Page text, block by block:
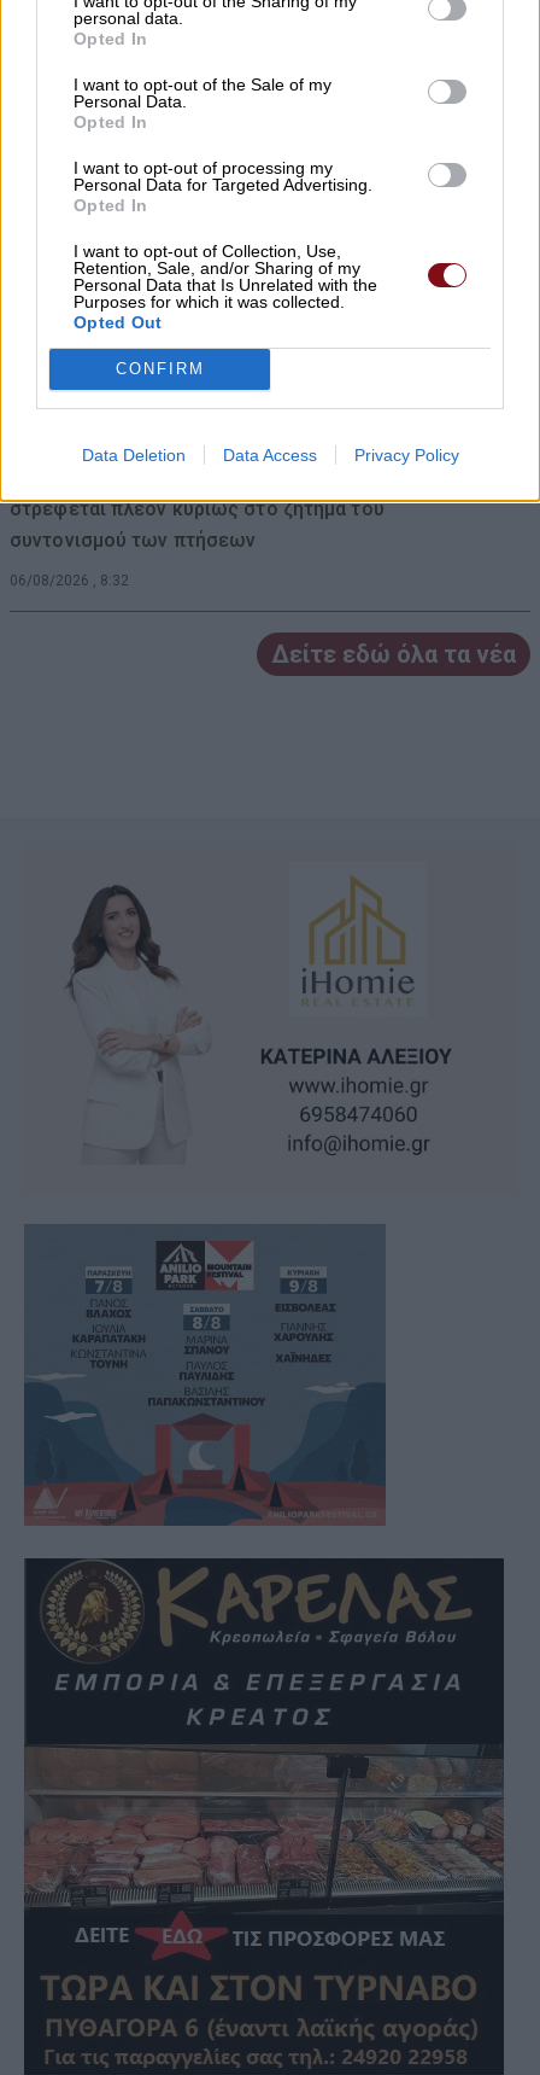
personal data.
Opted In
I want to opt-out of the Sale of my
Personal Data.
Opted In
I want to opt-out of processing my
Personal Data for Targeted Advertising.
Opted In
I want to opt-out of Collection, Use,
Retention, Sale, and/or Sharing of my
Personal Data that Is Unrelated with the
Purposes for which it was collected.
Opted Out
CONFIRM
Data Deletion Data Access Privacy Policy
οικογένειας πριν βάλουν τέλος στη ζωή
06/08/2026 , 9:29
προϋπολογισμός των επόμενων ετών;
06/08/2026 , 9:29
Η Μητρόπολη δώρισε 40 κράνη μηχανής
στο τμήμα Αμεσης Δράσης της Δ.Α.
Σύγκρουση ελικοπτέρων στη Ψάθα: «Δεν
στρέφεται πλέον κυρίως στο ζήτημα του
συντονισμού των πτήσεων
06/08/2026 , 8:32
Δείτε εδώ όλα τα νέα